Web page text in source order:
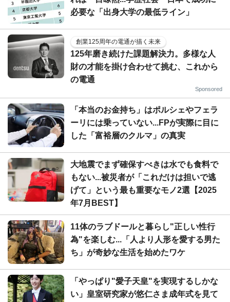
必要な「出身大学の最低ライン」
創業125周年の電通が描く未来
125年磨き続けた課題解決力。多様な人
財の才能を掛け合わせて挑む、これから
の電通
Sponsored
「本当のお金持ち」はポルシェやフェラ
ーリには乗っていない...FPが実際に目に
した「富裕層のクルマ」の真実
大地震でまず確保すべきは水でも食料で
もない...被災者が「これだけは担いで逃
げて」という最も重要なモノ2選【2025
年7月BEST】
11体のラブドールと暮らし"正しい性行
為"を楽しむ...「人より人形を愛する男た
ち」が奇妙な生活を始めたワケ
「やっぱり"愛子天皇"を実現するしかな
い」皇室研究家が悠仁さま成年式を見て